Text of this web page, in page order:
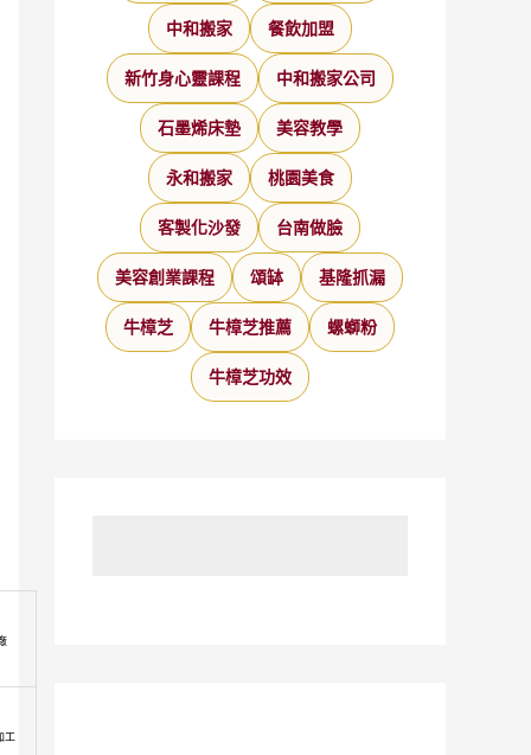
工
中和搬家 餐飲加盟
新竹身心靈課程 中和搬家公司
石墨烯床墊 美容教學
永和搬家 桃園美食
客製化沙發 台南做臉
美容創業課程 頌缽 基隆抓漏
牛樟芝 牛樟芝推薦 螺螄粉
牛樟芝功效